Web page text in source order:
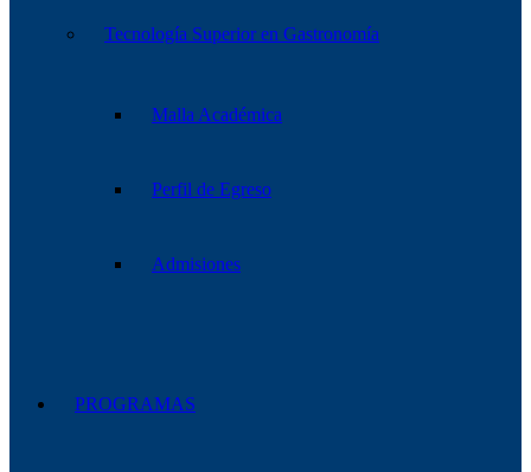
Tecnología Superior en Gastronomía
Malla Académica
Perfil de Egreso
Admisiones
PROGRAMAS